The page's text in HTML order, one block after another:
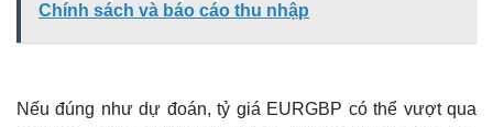
Chính sách và báo cáo thu nhập
Nếu đúng như dự đoán, tỷ giá EURGBP có thể vượt qua